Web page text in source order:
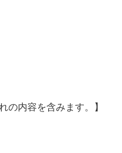
の内容を含みます。】